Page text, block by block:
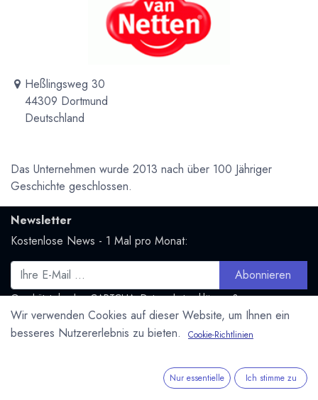
Heßlingsweg 30
44309 Dortmund
Deutschland
Das Unternehmen wurde 2013 nach über 100 Jähriger
Geschichte geschlossen.
Newsletter
Kostenlose News - 1 Mal pro Monat:
Abonnieren
Geschützt durch reCAPTCHA,Datenschutzerklärung&
Nutzungsbedingungenanwenden.
Folge uns und bleibe mit uns in Kontakt:
Wir verwenden Cookies auf dieser Website, um Ihnen ein
besseres Nutzererlebnis zu bieten.
Cookie-Richtlinien
Nur essentielle Ich stimme zu